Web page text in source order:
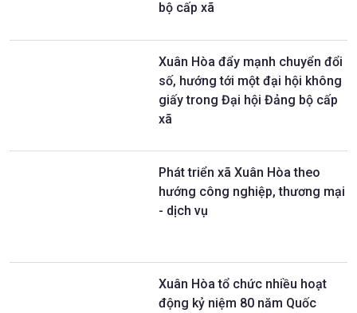
bộ cấp xã
Xuân Hòa đẩy mạnh chuyển đổi
số, hướng tới một đại hội không
giấy trong Đại hội Đảng bộ cấp
xã
Phát triển xã Xuân Hòa theo
hướng công nghiệp, thương mại
- dịch vụ
Xuân Hòa tổ chức nhiều hoạt
động kỷ niệm 80 năm Quốc